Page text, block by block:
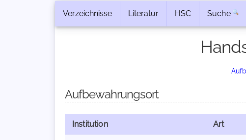
Verzeichnisse Literatur HSC Suche
Aufbewahrungsort
Institution Art